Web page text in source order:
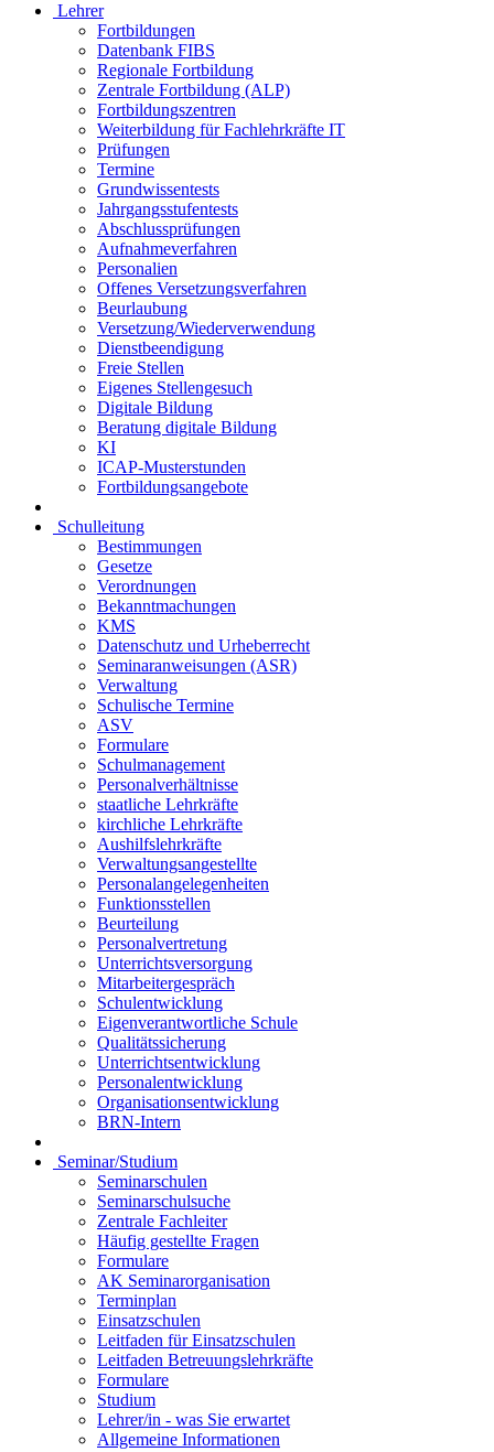
Lehrer
Fortbildungen
Datenbank FIBS
Regionale Fortbildung
Zentrale Fortbildung (ALP)
Fortbildungszentren
Weiterbildung für Fachlehrkräfte IT
Prüfungen
Termine
Grundwissentests
Jahrgangsstufentests
Abschlussprüfungen
Aufnahmeverfahren
Personalien
Offenes Versetzungsverfahren
Beurlaubung
Versetzung/Wiederverwendung
Dienstbeendigung
Freie Stellen
Eigenes Stellengesuch
Digitale Bildung
Beratung digitale Bildung
KI
ICAP-Musterstunden
Fortbildungsangebote
Schulleitung
Bestimmungen
Gesetze
Verordnungen
Bekanntmachungen
KMS
Datenschutz und Urheberrecht
Seminaranweisungen (ASR)
Verwaltung
Schulische Termine
ASV
Formulare
Schulmanagement
Personalverhältnisse
staatliche Lehrkräfte
kirchliche Lehrkräfte
Aushilfslehrkräfte
Verwaltungsangestellte
Personalangelegenheiten
Funktionsstellen
Beurteilung
Personalvertretung
Unterrichtsversorgung
Mitarbeitergespräch
Schulentwicklung
Eigenverantwortliche Schule
Qualitätssicherung
Unterrichtsentwicklung
Personalentwicklung
Organisationsentwicklung
BRN-Intern
Seminar/Studium
Seminarschulen
Seminarschulsuche
Zentrale Fachleiter
Häufig gestellte Fragen
Formulare
AK Seminarorganisation
Terminplan
Einsatzschulen
Leitfaden für Einsatzschulen
Leitfaden Betreuungslehrkräfte
Formulare
Studium
Lehrer/in - was Sie erwartet
Allgemeine Informationen